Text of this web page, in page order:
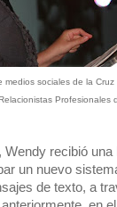
medios sociales de la
recibió una
un nuevo
de texto, a